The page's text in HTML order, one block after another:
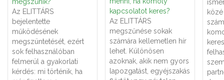
Az ELITTÁRS
bejelentette
működésének
megszüntetését, ezért
sok felhasználóban
felmerül a gyakorlati
kérdés: mi történik, ha
kapcsolatot keres?
Az ELITTÁRS
megszűnése sokak
számára kellemetlen hír
lehet. Különösen
azoknak, akik nem gyors
lapozgatást, egyéjszakás